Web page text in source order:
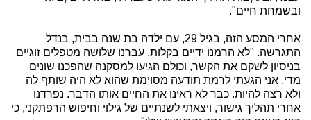
ובשמחת חיים".
אחרי המסע הזה, בגיל 29, עם ילדה בת שנה בבית, בנדל
התגרשה. "לא הרמנו ידיים בקלות. עברנו שלושה מטפלים זוגיים
בניסיון לשקם את הקשר, וכולם הגיעו למסקנה שהפכנו שונים
מדי. אני הגעתי לרמת תודעה מסוימת שהוא לא היה שותף לה
ולא רצה להיות. כבר לא ראינו את החיים אותו הדבר. נפרדנו
אחרי תהליך גישור, ויצאתי לשנתיים של גילוי וחיפוש הרפתקני, כי